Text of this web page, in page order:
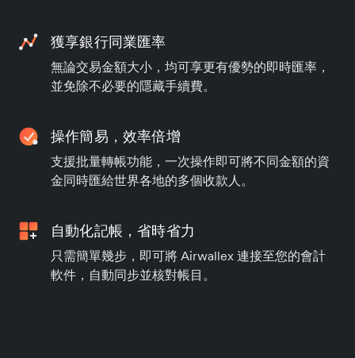
獲享銀行同業匯率
無論交易金額大小，均可享更有優勢的即時匯率，
並免除不必要的隱藏手續費。
操作簡易，效率倍增
支援批量轉帳功能，一次操作即可將不同金額的資
金同時匯給世界各地的多個收款人。
自動化記帳，省時省力
只需簡單幾步，即可將 Airwallex 連接至您的會計
軟件，自動同步並核對帳目。